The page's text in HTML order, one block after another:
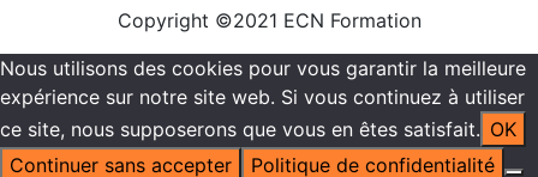
Copyright ©2021 ECN Formation
Nous utilisons des cookies pour vous garantir la meilleure
expérience sur notre site web. Si vous continuez à utiliser
ce site, nous supposerons que vous en êtes satisfait. OK
Continuer sans accepter
Politique de confidentialité